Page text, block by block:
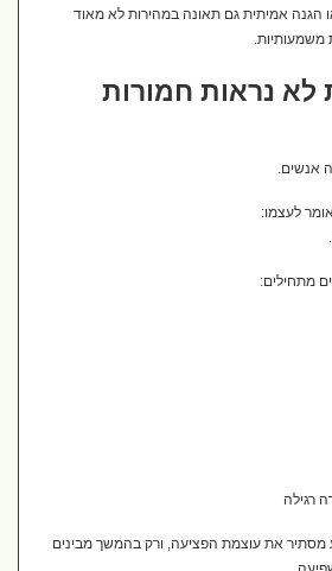
הגנה אמיתית גם תאונה במהירות לא מאוד
נראות חמורות
לעצמו:
את עוצמת הפציעה, ורק בהמשך מבינים